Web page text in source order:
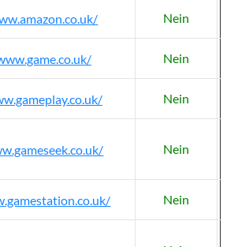
Nein
Nein
Nein
Nein
Nein